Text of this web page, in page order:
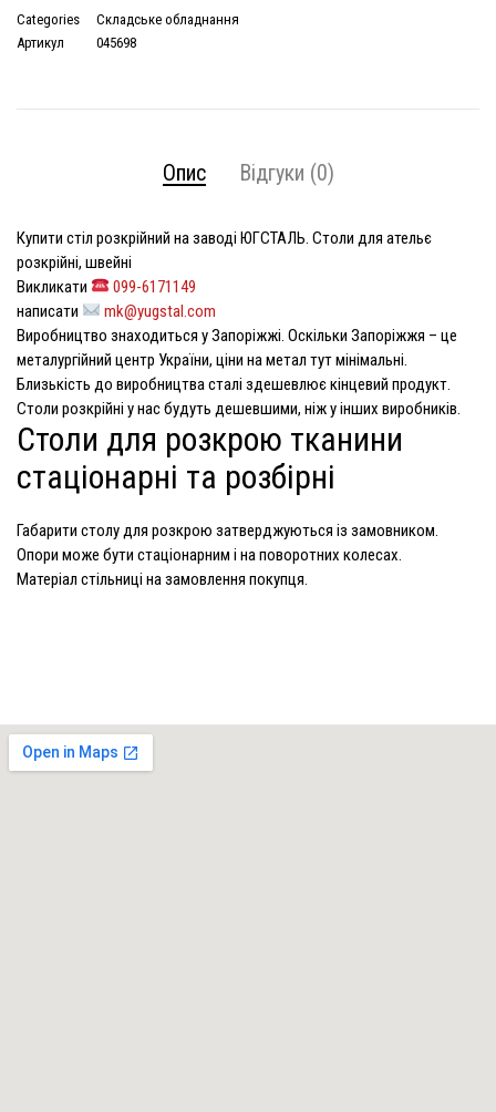
Categories
Складське обладнання
Артикул
045698
Опис Відгуки (0)
Купити стіл розкрійний на заводі ЮГСТАЛЬ. Столи для ательє
розкрійні, швейні
Викликати
099-6171149
написати
mk@yugstal.com
Виробництво знаходиться у Запоріжжі. Оскільки Запоріжжя – це
металургійний центр України, ціни на метал тут мінімальні.
Близькість до виробництва сталі здешевлює кінцевий продукт.
Столи розкрійні у нас будуть дешевшими, ніж у інших виробників.
Столи для розкрою тканини
стаціонарні та розбірні
Габарити столу для розкрою затверджуються із замовником.
Опори може бути стаціонарним і на поворотних колесах.
Матеріал стільниці на замовлення покупця.